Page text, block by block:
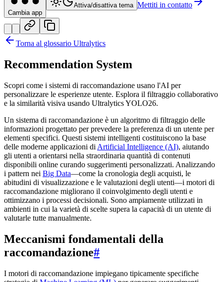
Cambia app
Attiva/disattiva tema Mettiti in contatto
Torna al glossario Ultralytics
Recommendation System
Scopri come i sistemi di raccomandazione usano l'AI per
personalizzare le esperienze utente. Esplora il filtraggio collaborativo
e la similarità visiva usando Ultralytics YOLO26.
Un sistema di raccomandazione è un algoritmo di filtraggio delle
informazioni progettato per prevedere la preferenza di un utente per
elementi specifici. Questi sistemi intelligenti costituiscono la base
delle moderne applicazioni di Artificial Intelligence (AI), aiutando
gli utenti a orientarsi nella straordinaria quantità di contenuti
disponibili online curando suggerimenti personalizzati. Analizzando
i pattern nei Big Data—come la cronologia degli acquisti, le
abitudini di visualizzazione e le valutazioni degli utenti—i motori di
raccomandazione migliorano il coinvolgimento degli utenti e
ottimizzano i processi decisionali. Sono ampiamente utilizzati in
ambienti in cui la varietà di scelte supera la capacità di un utente di
valutarle tutte manualmente.
Meccanismi fondamentali della
raccomandazione#
I motori di raccomandazione impiegano tipicamente specifiche